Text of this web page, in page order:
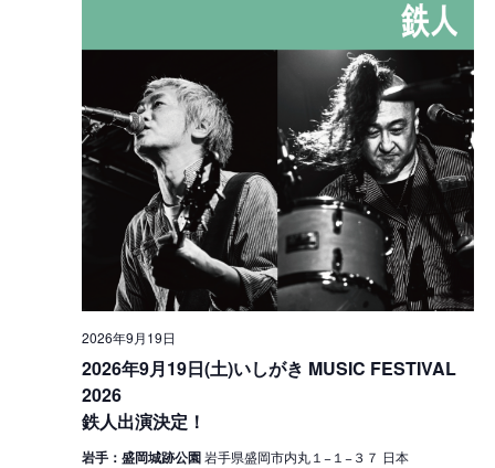
し
て
ナ
ビ
ゲ
ー
シ
ョ
ン
表
ゲ
ー
シ
ョ
ン
2026年9月19日(土)いしがき MUSIC FESTIVAL
2026
鉄人出演決定！
2026年9月19日
岩手：盛岡城跡公園岩手県盛岡市内丸１−１−３７ 日本